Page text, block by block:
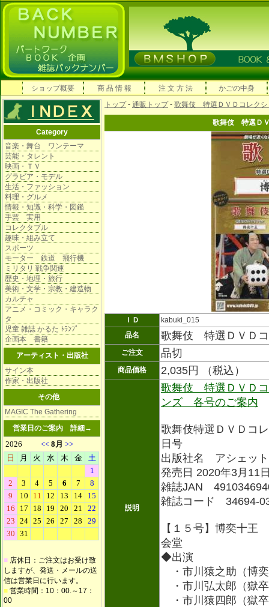
ショップ概要 商 品 情 報 注 文 方 法 かごの中身
Category
音楽・舞台 ワンテーマ
芸能・タレント
映画・ＴＶ
グラビア・モデル
生活・ファッション
料理・グルメ
情報・知識・科学・図鑑
手芸 実用
コレクタブル
趣味・組み立て
スポーツ
モーター 鉄道 飛行機
ミリタリ 戦争関連
歴史・地理・旅行
美術・文学・宗教・建造物
カルチャ
アニメ・コミック・キャラク
タ
児童 雑誌 かるた ﾄﾗﾝﾌﾟ
企画本 書籍
アーティスト・出版社
サイン本
作家・出版社
その他
MAGIC The Gathering
営業日のご案内 詳細→
■ 店休日：ご注文はお受け致
しますが、発送・メールの送
信は営業日に行います。
■ 営業時間：10：00.～17：
00
トップ- 通販トップ- 歌舞伎 特選ＤＶＤコレクシ
歌舞伎 特選Ｄ
ＩＤ
kabuki_015
品名
歌舞伎 特選ＤＶＤ
ご注文 品切
商品価格 2,035円 （税込）
説明
歌舞伎 特選ＤＶＤ
ンズ 各号のご案内
歌舞伎特選ＤＶＤコ
日号
出版社名 アシェッ
発売日 2020年3月11
雑誌JAN
雑誌コード 34694-
【１５号】博奕十
会堂
◆出演
・市川猿之助（博
・市川弘太郎（獄
・市川猿四郎（獄